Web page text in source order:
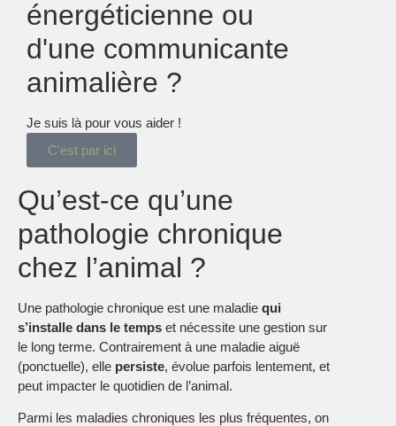
énergéticienne ou
d'une communicante
animalière ?
Je suis là pour vous aider !
C'est par ici
Qu’est-ce qu’une
pathologie chronique
chez l’animal ?
Une pathologie chronique est une maladie qui
s’installe dans le temps et nécessite une gestion sur
le long terme. Contrairement à une maladie aiguë
(ponctuelle), elle persiste, évolue parfois lentement, et
peut impacter le quotidien de l’animal.
Parmi les maladies chroniques les plus fréquentes, on